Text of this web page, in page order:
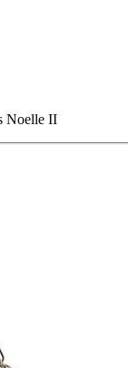
Noelle II